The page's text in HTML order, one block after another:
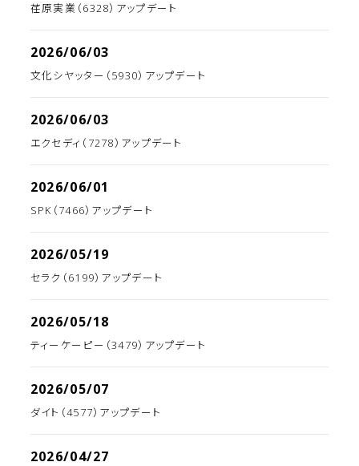
荏原実業（6328）アップデート
2026/06/03
文化シヤッター（5930）アップデート
2026/06/03
エクセディ（7278）アップデート
2026/06/01
SPK（7466）アップデート
2026/05/19
セラク（6199）アップデート
2026/05/18
ティーケーピー（3479）アップデート
2026/05/07
ダイト（4577）アップデート
2026/04/27